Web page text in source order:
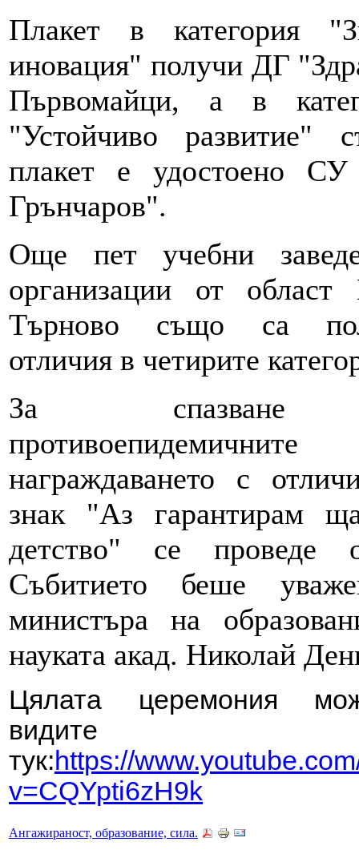
Плакет в категория
иновация" получи ДГ
Първомайци, а в
"Устойчиво развитие"
плакет е удостоено
Грънчаров".
Още пет учебни
организации от област
Търново също са
отличия в четирите
За
противоепидемичните
награждаването с
знак "Аз гарантирам
детство" се проведе
Събитието беше
министъра на
науката акад. Николай
Цялата церемония
видите
тук:https://
v=CQYpti6zH9k
Ангажираност, образование, сила.